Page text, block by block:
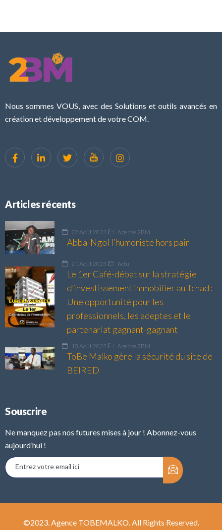
Nous sommes VOUS, avec des Solutions et outils avancés en
création et développement de votre COM.
Articles récents
22 Août 2023 Agence 2BM
Abba-Ngol l’humoriste hors pair
21 Août 2023 Actu
Le 1er Café-débat sur la stratégie
d’investissement immobilier au Tchad :
Une opportunité pour les
professionnels, les adeptes et le
partenariat gagnant-gagnant
10 Août 2023 Agence 2BM
ToBe Malko gère la sécurité du site de
BEIRED
Souscrire
Ne manquez pas nos futures mises à jour ! Abonnez-vous
aujourd’hui !
©2023. Agence TOBEMALKO. All Rights Reserved.